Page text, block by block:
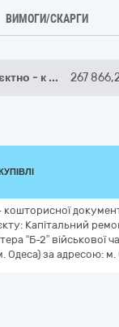
ВИМОГИ/СКАРГИ
- к ... 267
Капітальний
“Б-2” військової
Одеса) за адресою: